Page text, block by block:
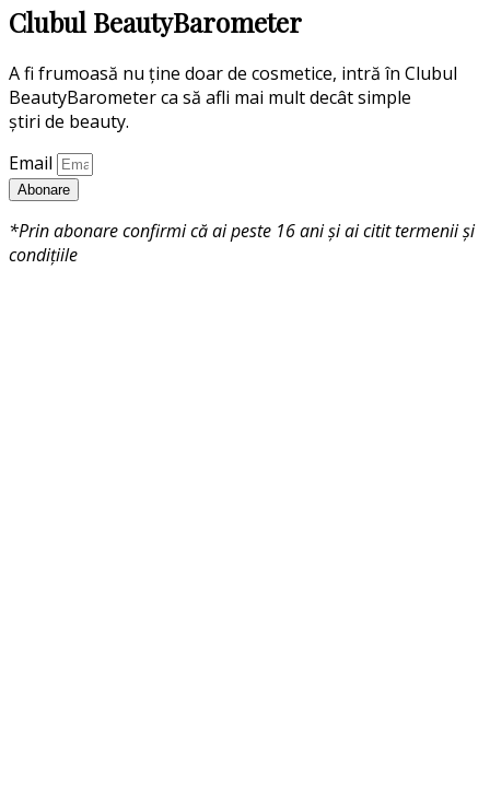
Clubul BeautyBarometer
A fi frumoasă nu ține doar de cosmetice, intră în Clubul
BeautyBarometer ca să afli mai mult decât simple
știri de beauty.
Email
Abonare
*Prin abonare confirmi că ai peste 16 ani și ai citit termenii și
condițiile